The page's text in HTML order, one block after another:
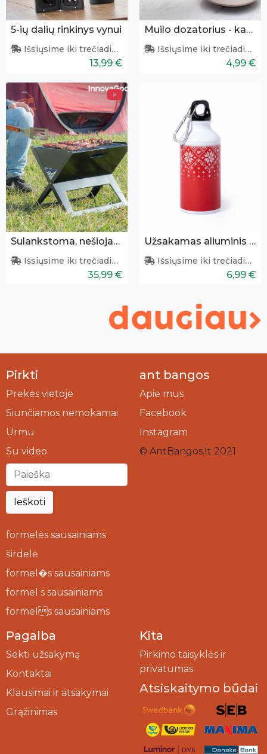
5-ių dalių rinkinys vynui
Išsiųsime iki trečiadienio
13,99 €
Muilo dozatorius - kapsulė
Išsiųsime iki trečiadienio
4,99 €
Sulankstoma, nešiojama kepsninė
Išsiųsime iki trečiadienio
35,99 €
Užsakamas aliuminis buteliukas (400 ml)
Išsiųsime iki trečiadienio
6,99 €
Pirkti
Prekės vietoje
Siunčiamos nemokamai
Urmu
Su video
Ieškoti
formelės sausainiams
širdelė
formel�s sausainiams
formel s sausainiams
formels sausainiams
ant bangos
Apie mus
Facebook
Instagram
© AntBangos.lt 2021
Pagalba
Sekti užsakymą
Kontaktai
Klausimai ir atsakymai
Grąžinimas
Kita
Pirkimo taisyklės ir
privatumas
Atsiskaitymo būdai